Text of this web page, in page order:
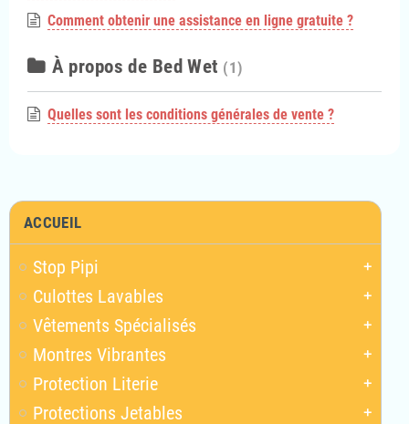
ACCUEIL
Stop Pipi add
Culottes Lavables add
Vêtements Spécialisés add
Montres Vibrantes add
Protection Literie add
Protections Jetables add
Comment obtenir une assistance en ligne gratuite ?
À propos de Bed Wet (1)
Quelles sont les conditions générales de vente ?